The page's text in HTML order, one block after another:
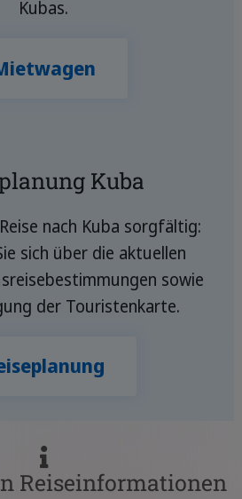
Kubas.
Kuba
nach Kuba sorgfältig:
sich über die aktuellen
sowie
der Touristenkarte.
Reiseinformationen